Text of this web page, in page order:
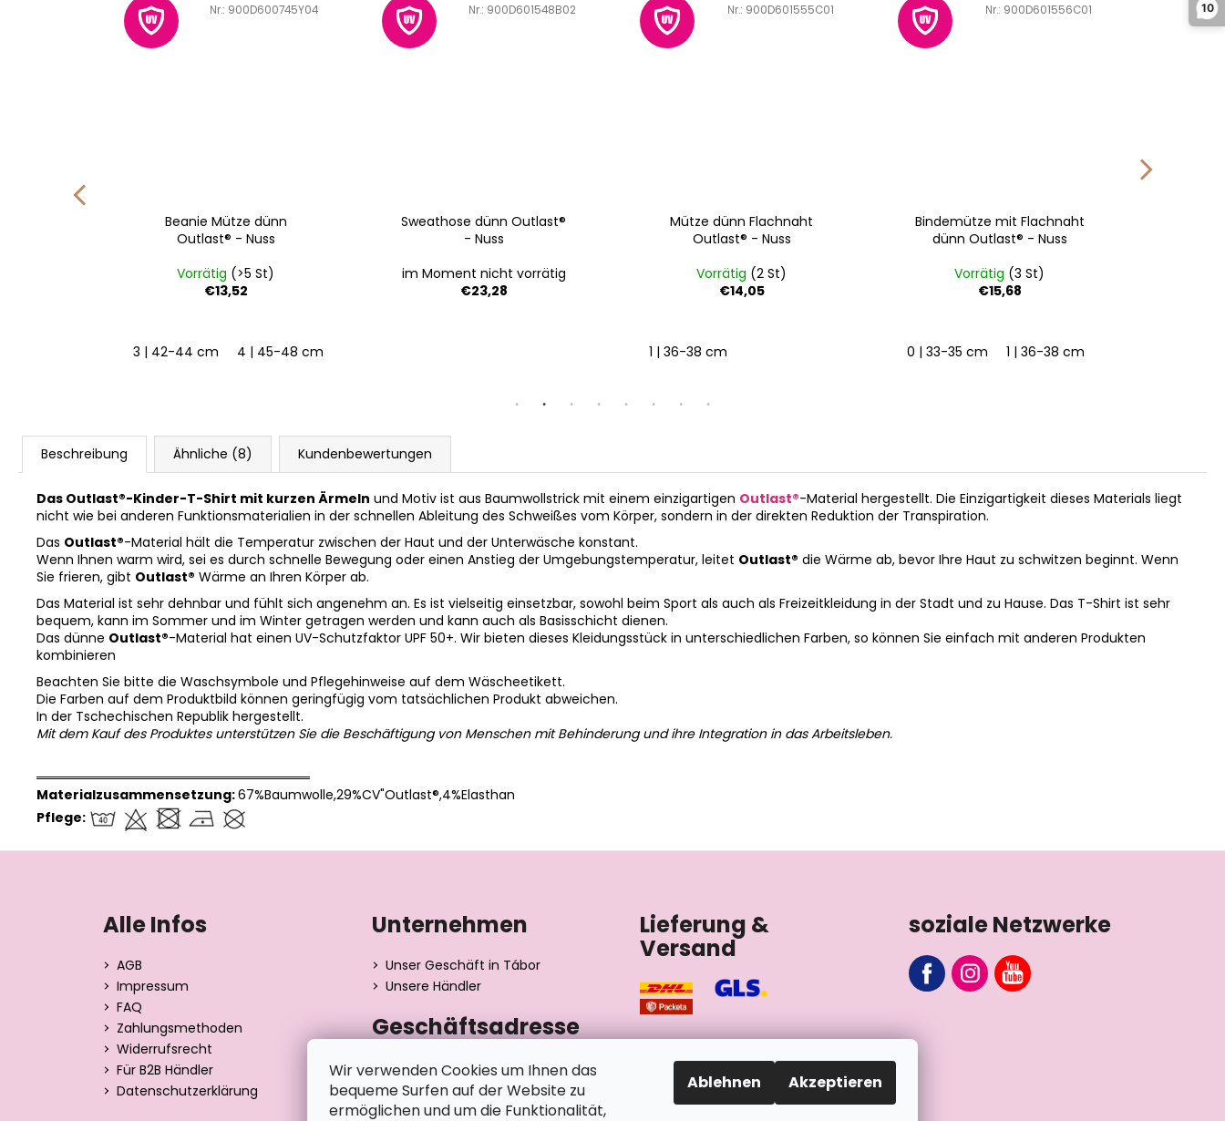
10
Wir verwenden Cookies um Ihnen das
bequeme Surfen auf der Website zu
ermöglichen und um die Funktionalität,
Ablehnen Akzeptieren
3 | 42-44 cm
Beanie Mütze dünn
Outlast® - Nuss
Vorrätig (>5 St)
€13,52
3 | 42-44 cm 4 | 45-48 cm
Art.-Nr.: 900D600745Y04
Sweathose dünn Outlast®
- Nuss
im Moment nicht vorrätig
€23,28
Art.-Nr.: 900D601548B02
Mütze dünn Flachnaht
Outlast® - Nuss
Vorrätig (2 St)
€14,05
1 | 36-38 cm
Art.-Nr.: 900D601555C01
Bindemütze mit Flachnaht
dünn Outlast® - Nuss
Vorrätig (3 St)
€15,68
0 | 33-35 cm 1 | 36-38 cm
Art.-Nr.: 900D601556C01
Beschreibung Ähnliche (8) Kundenbewertungen
Das Outlast®-Kinder-T-Shirt mit kurzen Ärmeln und Motiv ist aus Baumwollstrick mit einem einzigartigen Outlast®-Material hergestellt. Die Einzigartigkeit dieses Materials liegt
nicht wie bei anderen Funktionsmaterialien in der schnellen Ableitung des Schweißes vom Körper, sondern in der direkten Reduktion der Transpiration.
Das Outlast®-Material hält die Temperatur zwischen der Haut und der Unterwäsche konstant.
Wenn Ihnen warm wird, sei es durch schnelle Bewegung oder einen Anstieg der Umgebungstemperatur, leitet Outlast® die Wärme ab, bevor Ihre Haut zu schwitzen beginnt. Wenn
Sie frieren, gibt Outlast® Wärme an Ihren Körper ab.
Das Material ist sehr dehnbar und fühlt sich angenehm an. Es ist vielseitig einsetzbar, sowohl beim Sport als auch als Freizeitkleidung in der Stadt und zu Hause. Das T-Shirt ist sehr
bequem, kann im Sommer und im Winter getragen werden und kann auch als Basisschicht dienen.
Das dünne Outlast®-Material hat einen UV-Schutzfaktor UPF 50+. Wir bieten dieses Kleidungsstück in unterschiedlichen Farben, so können Sie einfach mit anderen Produkten
kombinieren
Beachten Sie bitte die Waschsymbole und Pflegehinweise auf dem Wäscheetikett.
Die Farben auf dem Produktbild können geringfügig vom tatsächlichen Produkt abweichen.
In der Tschechischen Republik hergestellt.
Mit dem Kauf des Produktes unterstützen Sie die Beschäftigung von Menschen mit Behinderung und ihre Integration in das Arbeitsleben.
══════════════════════════════
Materialzusammensetzung:67%Baumwolle,29%CV"Outlast®,4%Elasthan
Pflege:
Alle Infos
AGB
Impressum
FAQ
Zahlungsmethoden
Widerrufsrecht
Für B2B Händler
Datenschutzerklärung
Unternehmen
Unser Geschäft in Tábor
Unsere Händler
Geschäftsadresse
Dita výrobní družstvo invalidů
Stránského 2510/1
390 02 Tábor
Tschechische Republik
Lieferung &
Versand
soziale Netzwerke